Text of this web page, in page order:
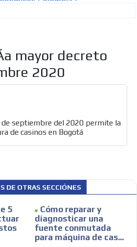
mayor decreto
2020
septiembre del 2020 permite la
de casinos en Bogotá
DE OTRAS SECCIÓNES
5
Cómo reparar y
diagnosticar una
fuente conmutada
para máquina de cas...